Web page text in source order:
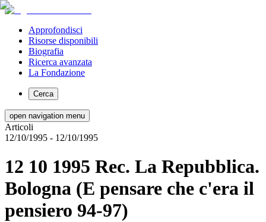
Approfondisci
Risorse disponibili
Biografia
Ricerca avanzata
La Fondazione
Cerca
open navigation menu
Articoli
12/10/1995 - 12/10/1995
12 10 1995 Rec. La Repubblica.
Bologna (E pensare che c'era il
pensiero 94-97)